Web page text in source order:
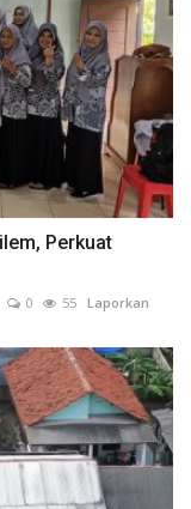
Perkuat
0 55 Laporkan